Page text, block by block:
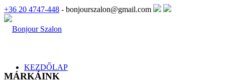
+36 20 4747-448 - bonjourszalon@gmail.com
KEZDŐLAP
MÁRKÁINK